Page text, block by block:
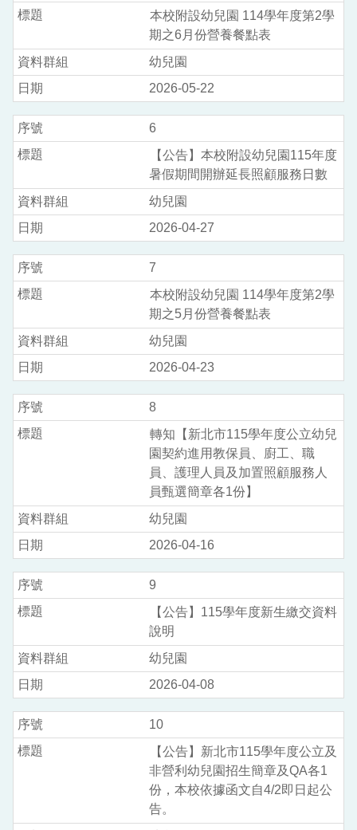
本校附設幼兒園 114學年度第2學
期之6月份營養餐點表
幼兒園
2026-05-22
6
【公告】本校附設幼兒園115年度
暑假期間開辦延長照顧服務日數
幼兒園
2026-04-27
7
本校附設幼兒園 114學年度第2學
期之5月份營養餐點表
幼兒園
2026-04-23
8
轉知【新北市115學年度公立幼兒
園契約進用教保員、廚工、職
員、護理人員及加置照顧服務人
員甄選簡章各1份】
幼兒園
2026-04-16
9
【公告】115學年度新生繳交資料
說明
幼兒園
2026-04-08
10
【公告】新北市115學年度公立及
非營利幼兒園招生簡章及QA各1
份，本校依據函文自4/2即日起公
告。